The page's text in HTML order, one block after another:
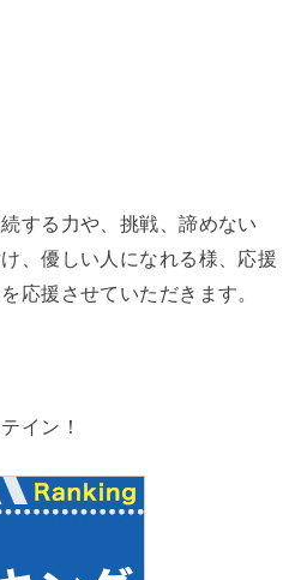
する力や、挑戦、諦めない
、優しい人になれる様、応援
応援させていただきます。
イン！